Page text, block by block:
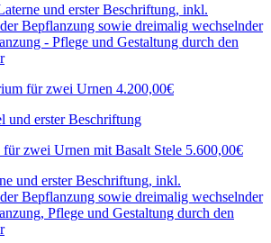
und erster Beschriftung, inkl.
Bepflanzung sowie dreimalig wechselnder
- Pflege und Gestaltung durch den
für zwei Urnen 4.200,00€
und erster Beschriftung
zwei Urnen mit Basalt Stele 5.600,00€
und erster Beschriftung, inkl.
Bepflanzung sowie dreimalig wechselnder
Pflege und Gestaltung durch den